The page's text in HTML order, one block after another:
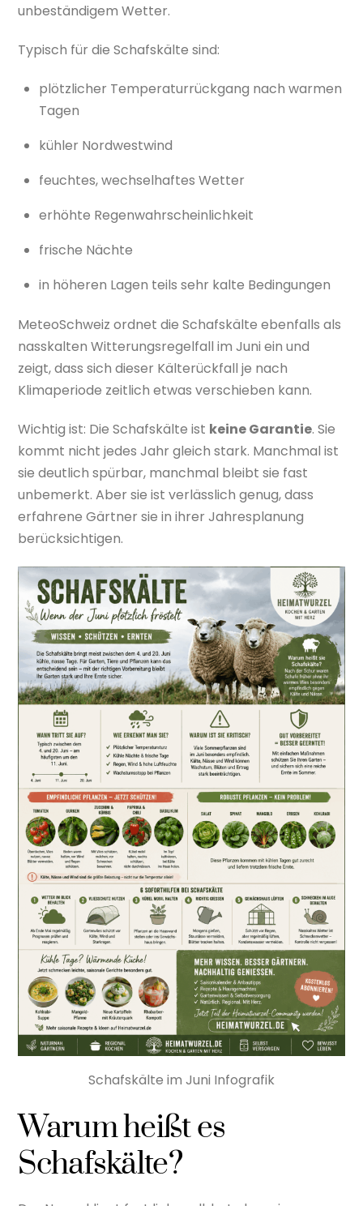
unbeständigem Wetter.
Typisch für die Schafskälte sind:
plötzlicher Temperaturrückgang nach warmen
Tagen
kühler Nordwestwind
feuchtes, wechselhaftes Wetter
erhöhte Regenwahrscheinlichkeit
frische Nächte
in höheren Lagen teils sehr kalte Bedingungen
MeteoSchweiz ordnet die Schafskälte ebenfalls als
nasskalten Witterungsregelfall im Juni ein und
zeigt, dass sich dieser Kälterückfall je nach
Klimaperiode zeitlich etwas verschieben kann.
Wichtig ist: Die Schafskälte ist keine Garantie. Sie
kommt nicht jedes Jahr gleich stark. Manchmal ist
sie deutlich spürbar, manchmal bleibt sie fast
unbemerkt. Aber sie ist verlässlich genug, dass
erfahrene Gärtner sie in ihrer Jahresplanung
berücksichtigen.
Schafskälte im Juni Infografik
Warum heißt es
Schafskälte?